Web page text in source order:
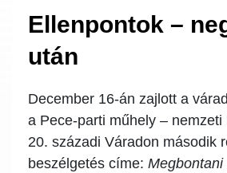
Ellenpontok –
után
December 16-án zajlott a
a Pece-parti műhely – nemzeti
20. századi Váradon második
beszélgetés címe: